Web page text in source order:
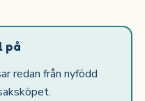
på
redan från nyfödd